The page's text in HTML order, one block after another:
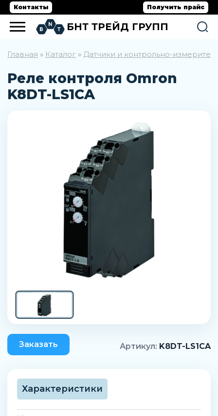
Контакты Получить прайс
БНТ ТРЕЙД ГРУПП
Главная » Каталог » Датчики и контрольно-
Реле контроля Omron
K8DT-LS1CA
Заказать Артикул: K8DT-LS1CA
Характеристики